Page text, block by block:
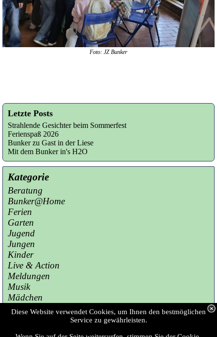
Foto: JZ Bunker
Letzte Posts
Strahlende Gesichter beim Sommerfest
Ferienspaß 2026
Bunker zu Gast in der Liese
Mit dem Bunker in's H2O
Kategorie
Beratung
Bunker@Home
Ferien
Garten
Jugend
Jungen
Kinder
Live & Action
Meldungen
Musik
Mädchen
Presse
Diese Website verwendet Cookies, um Ihnen den bestmöglichen
Service zu gewährleisten.